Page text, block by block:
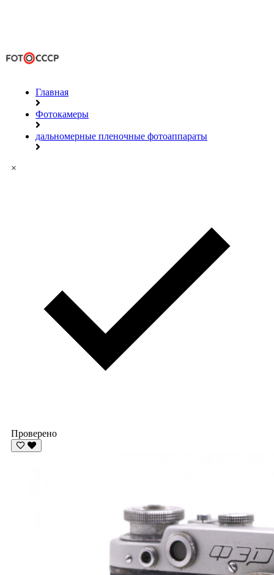
Главная
Фотокамеры
дальномерные пленочные фотоаппараты
×
Проверено